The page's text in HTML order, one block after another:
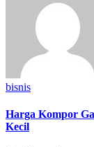
bisnis
Harga Kompor
Kecil